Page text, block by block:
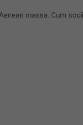
massa. Cum